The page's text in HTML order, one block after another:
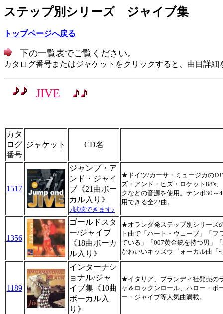
ステップ別シリーズ ジャイブ集
トップページへ戻る
下の一覧表でご覧ください。
カタログ番号またはジャケットをクリックすると、曲目詳
JIVE
カタ
ログ
番号
ジャケット CD名
1517
ジャンプ・ア
ンド・ジャイ
ブ《21曲ボー
カル入り》
♪試聴できます♪
★ドイツ/カーサ・ミュージカの
ズ・アンド・ヒズ・ロケット88's
クなどの音源を使用。テンポ30～
用できる全22曲。
1356
ゴールドスタ
ー/ジャイブ
《18曲ボーカ
ル入り》
★オランダ発ステップ別シリーズ
ト曲で「ハート・ウェーブ」「
ている」「007黄金銃を持つ男」
かわいいキッズウ゛ォーカル曲「
1189
インターナシ
ョナル/ジャ
イブ集《10曲
ボーカル入
り》
★イタリア、プランディ社発売の
ャ＆ロックンロール、ハロー・ボ
ー・ジャイブ等人気曲満載。